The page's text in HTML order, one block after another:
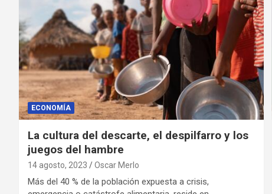
ECONOMÍA
La cultura del descarte, el despilfarro y los
juegos del hambre
14 agosto, 2023 Oscar Merlo
Más del 40 % de la población expuesta a crisis,